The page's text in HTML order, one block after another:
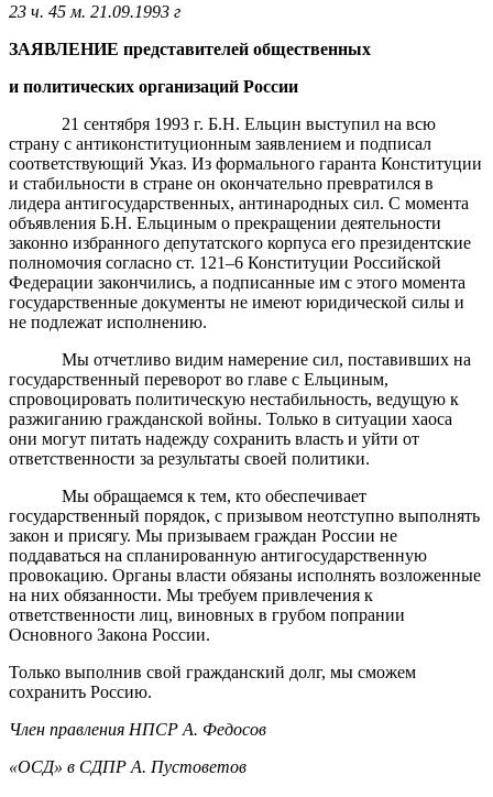
23 ч. 45 м. 21.09.1993 г
ЗАЯВЛЕНИЕ представителей общественных
и политических организаций России
21 сентября 1993 г. Б.Н. Ельцин выступил на всю
страну с антиконституционным заявлением и подписал
соответствующий Указ. Из формального гаранта Конституции
и стабильности в стране он окончательно превратился в
лидера антигосударственных, антинародных сил. С момента
объявления Б.Н. Ельциным о прекращении деятельности
законно избранного депутатского корпуса его президентские
полномочия согласно ст. 121–6 Конституции Российской
Федерации закончились, а подписанные им с этого момента
государственные документы не имеют юридической силы и
не подлежат исполнению.
Мы отчетливо видим намерение сил, поставивших на
государственный переворот во главе с Ельциным,
спровоцировать политическую нестабильность, ведущую к
разжиганию гражданской войны. Только в ситуации хаоса
они могут питать надежду сохранить власть и уйти от
ответственности за результаты своей политики.
Мы обращаемся к тем, кто обеспечивает
государственный порядок, с призывом неотступно выполнять
закон и присягу. Мы призываем граждан России не
поддаваться на спланированную антигосударственную
провокацию. Органы власти обязаны исполнять возложенные
на них обязанности. Мы требуем привлечения к
ответственности лиц, виновных в грубом попрании
Основного Закона России.
Только выполнив свой гражданский долг, мы сможем
сохранить Россию.
Член правления НПСР А. Федосов
«ОСД» в СДПР А. Пустоветов